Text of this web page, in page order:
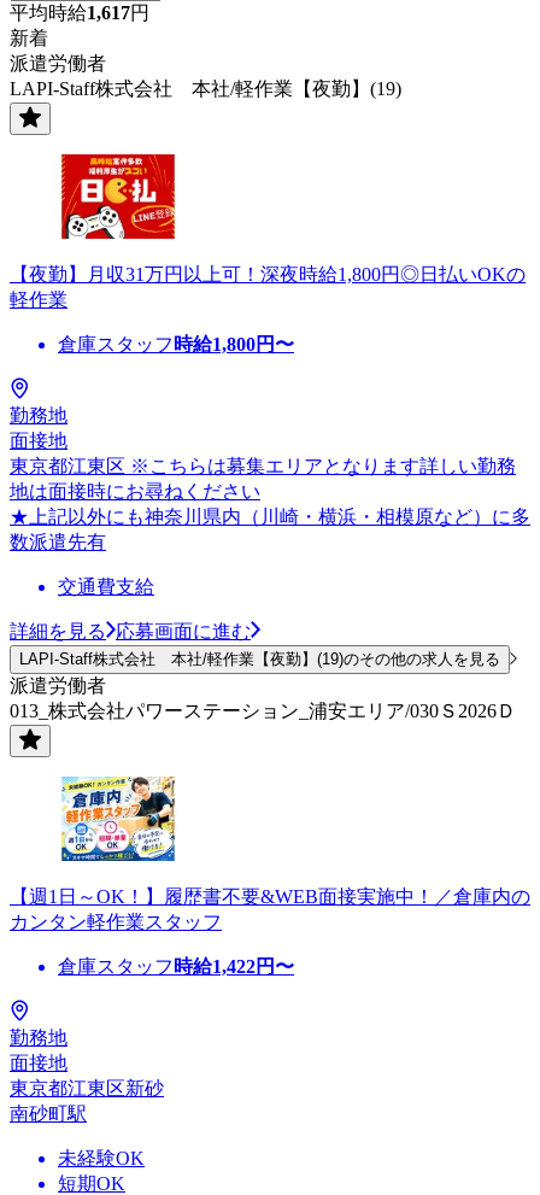
平均時給1,617円
新着
派遣労働者
LAPI-Staff株式会社 本社/軽作業【夜勤】(19)
【夜勤】月収31万円以上可！深夜時給1,800円◎日払いOKの
軽作業
倉庫スタッフ 時給1,800円〜
勤務地
面接地
東京都江東区 ※こちらは募集エリアとなります詳しい勤務
地は面接時にお尋ねください
★上記以外にも神奈川県内（川崎・横浜・相模原など）に多
数派遣先有
交通費支給
詳細を見る 応募画面に進む
LAPI-Staff株式会社 本社/軽作業【夜勤】(19)のその他の求人を見る
派遣労働者
013_株式会社パワーステーション_浦安エリア/030Ｓ2026Ｄ
【週1日～OK！】履歴書不要&WEB面接実施中！／倉庫内の
カンタン軽作業スタッフ
倉庫スタッフ 時給1,422円〜
勤務地
面接地
東京都江東区新砂
南砂町駅
未経験OK
短期OK